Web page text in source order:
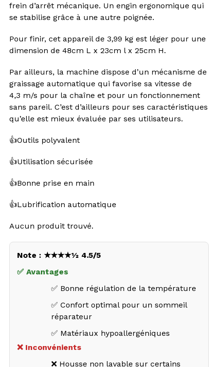
frein d’arrêt mécanique. Un engin ergonomique qui
se stabilise grâce à une autre poignée.
Pour finir, cet appareil de 3,99 kg est léger pour une
dimension de 48cm L x 23cm l x 25cm H.
Par ailleurs, la machine dispose d’un mécanisme de
graissage automatique qui favorise sa vitesse de
4,3 m/s pour la chaîne et pour un fonctionnement
sans pareil. C’est d’ailleurs pour ses caractéristiques
qu’elle est mieux évaluée par ses utilisateurs.
👍Outils polyvalent
👍Utilisation sécurisée
👍Bonne prise en main
👍Lubrification automatique
Aucun produit trouvé.
Note : ★★★★½ 4.5/5
✅ Avantages
✅ Bonne régulation de la température
✅ Confort optimal pour un sommeil
réparateur
✅ Matériaux hypoallergéniques
❌ Inconvénients
❌ Housse non lavable sur certains